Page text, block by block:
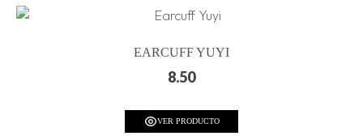
EARCUFF YUYI
8.50
VER PRODUCTO